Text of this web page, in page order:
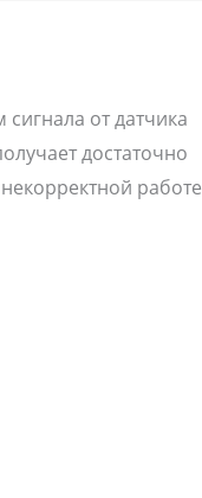
от датчика
достаточно
работе